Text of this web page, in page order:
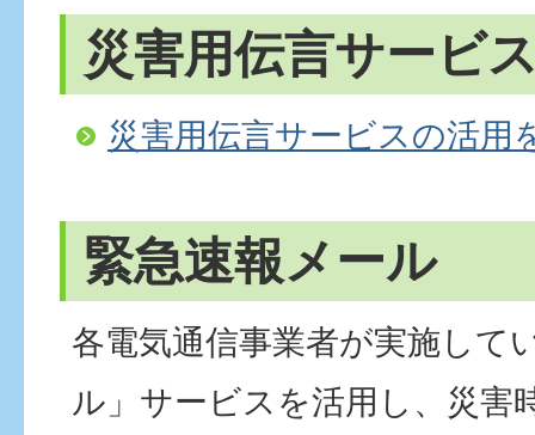
災害用伝言サービ
災害用伝言サービスの活用
緊急速報メール
各電気通信事業者が実施して
ル」サービスを活用し、災害